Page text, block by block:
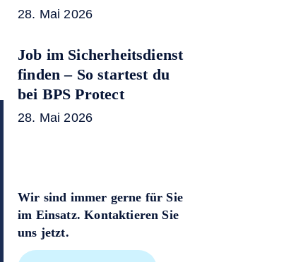
28. Mai 2026
Job im Sicherheitsdienst
finden – So startest du
bei BPS Protect
28. Mai 2026
Wir sind immer gerne für Sie
im Einsatz. Kontaktieren Sie
uns jetzt.